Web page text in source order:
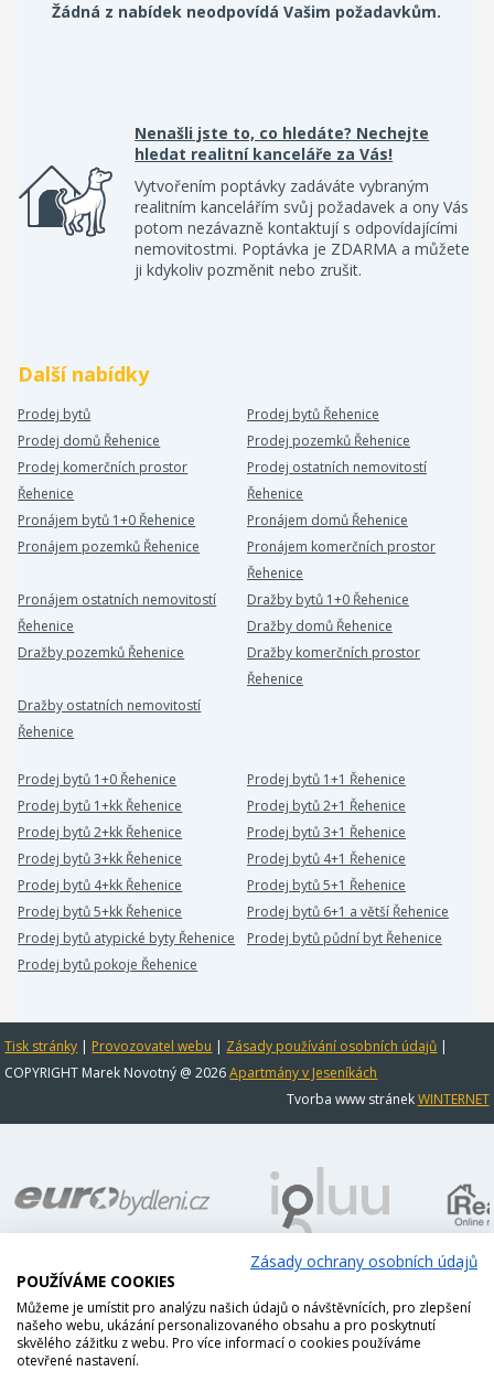
Žádná z nabídek neodpovídá Vašim požadavkům.
Nenašli jste to, co hledáte? Nechejte
hledat realitní kanceláře za Vás!
Vytvořením poptávky zadáváte vybraným
realitním kancelářím svůj požadavek a ony Vás
potom nezávazně kontaktují s odpovídajícími
nemovitostmi. Poptávka je ZDARMA a můžete
ji kdykoliv pozměnit nebo zrušit.
Další nabídky
Prodej bytů
Prodej bytů Řehenice
Prodej domů Řehenice
Prodej pozemků Řehenice
Prodej komerčních prostor
Řehenice
Prodej ostatních nemovitostí
Řehenice
Pronájem bytů 1+0 Řehenice
Pronájem domů Řehenice
Pronájem pozemků Řehenice
Pronájem komerčních prostor
Řehenice
Pronájem ostatních nemovitostí
Řehenice
Dražby bytů 1+0 Řehenice
Dražby domů Řehenice
Dražby pozemků Řehenice
Dražby komerčních prostor
Řehenice
Dražby ostatních nemovitostí
Řehenice
Prodej bytů 1+0 Řehenice
Prodej bytů 1+1 Řehenice
Prodej bytů 1+kk Řehenice
Prodej bytů 2+1 Řehenice
Prodej bytů 2+kk Řehenice
Prodej bytů 3+1 Řehenice
Prodej bytů 3+kk Řehenice
Prodej bytů 4+1 Řehenice
Prodej bytů 4+kk Řehenice
Prodej bytů 5+1 Řehenice
Prodej bytů 5+kk Řehenice
Prodej bytů 6+1 a větší Řehenice
Prodej bytů atypické byty Řehenice
Prodej bytů půdní byt Řehenice
Prodej bytů pokoje Řehenice
Tisk stránky | Provozovatel webu | Zásady používání osobních údajů |
COPYRIGHT Marek Novotný @ 2026Apartmány v Jeseníkách
Tvorba www stránekWINTERNET
Zásady ochrany osobních údajů
POUŽÍVÁME COOKIES
Můžeme je umístit pro analýzu našich údajů o návštěvnících, pro zlepšení
našeho webu, ukázání personalizovaného obsahu a pro poskytnutí
skvělého zážitku z webu. Pro více informací o cookies používáme
otevřené nastavení.